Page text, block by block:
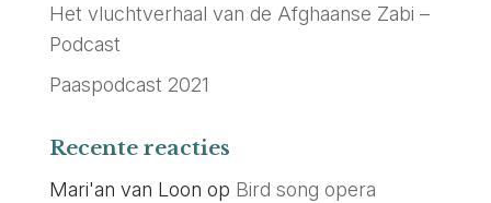
Het vluchtverhaal van de Afghaanse Zabi –
Podcast
Paaspodcast 2021
Recente reacties
Mari'an van Loon op Bird song opera